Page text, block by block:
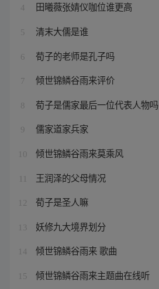
4 田曦薇张婧仪咖位谁更高
5 清末大儒是谁
6 荀子的老师是孔子吗
7 倾世锦鳞谷雨来评价
8 荀子是儒家最后一位代表人物吗
9 儒家道家兵家
10 倾世锦鳞谷雨来莫乘风
王润泽的父母情况
12 荀子是圣人嘛
13 妖修九大境界划分
14 倾世锦鳞谷雨来 歌曲
15 倾世锦鳞谷雨来主题曲在线听